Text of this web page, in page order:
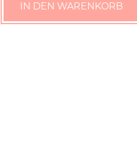
IN DEN WARENKORB